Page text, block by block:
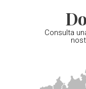
Consulta